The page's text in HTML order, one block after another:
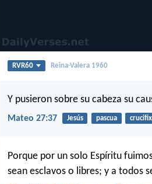
RVR60 Reina-Valera 1960
Y pusieron sobre su cabeza su
Mateo 27:37 Jesús pascua
Porque por un solo Espíritu
sean esclavos o libres; y a todos